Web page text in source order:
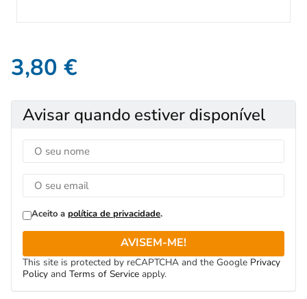
3,80 €
Avisar quando estiver disponível
Aceito a política de privacidade.
AVISEM-ME!
This site is protected by reCAPTCHA and the Google Privacy
Policy and Terms of Service apply.